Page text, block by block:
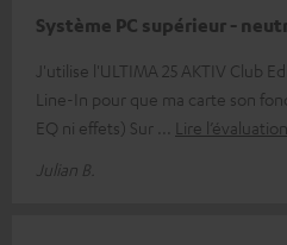
Système PC supérieur -
J'utilise l'ULTIMA 25 AKTIV Club
Line-In pour que ma carte son
EQ ni effets) Sur
Lire
Julian B.